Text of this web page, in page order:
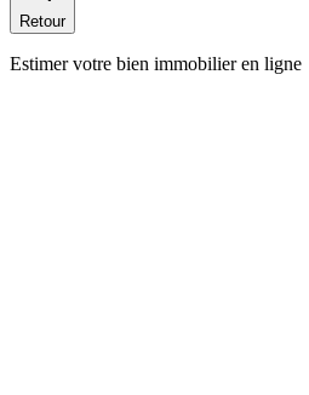
Retour
Estimer votre bien immobilier en ligne